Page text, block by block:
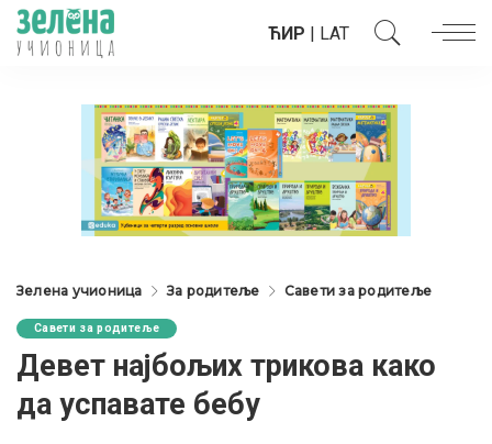
ЋИР | LAT
Зелена учионица За родитеље Савети за родитеље
Савети за родитеље
Девет најбољих трикова како
да успавате бебу